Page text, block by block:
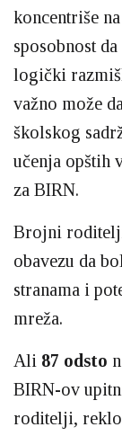
koncentriše
sposobnost
logički
važno može
školskog
učenja opštih
za BIRN.
Brojni
obavezu da
stranama i
mreža.
Ali 87 odsto
BIRN-ov
roditelji, reklo